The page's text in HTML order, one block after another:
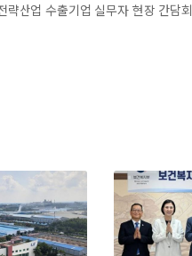
략산업 수출기업 실무자 현장 간담회